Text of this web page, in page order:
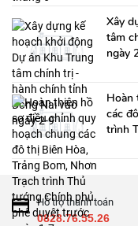
Xây
tâm
ngày
Hoàn
các
trình
Hỗ trợ thanh toán
0828.76.55.26